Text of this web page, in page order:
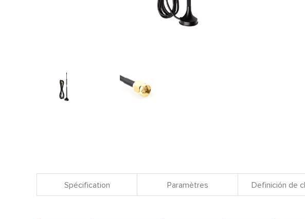
Spécification Paramètres Definición de